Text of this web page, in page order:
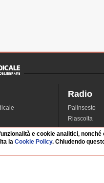
Radio
Palinsesto
Riascolta
Dirette
Rubriche
e cookie analitici,
laCookie Policy. Chiudendo